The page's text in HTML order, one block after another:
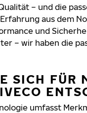
– und die
aus dem
und
– wir haben die
SICH FÜR
umfasst